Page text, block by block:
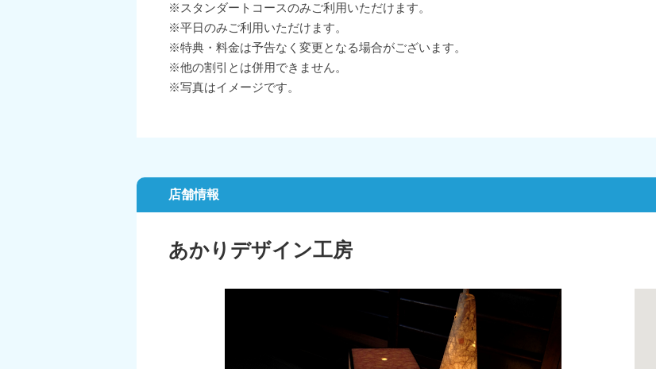
※スタンダートコースのみご利用いただけます。
※平日のみご利用いただけます。
※特典・料金は予告なく変更となる場合がございます。
※他の割引とは併用できません。
※写真はイメージです。
店舗情報
あかりデザイン工房